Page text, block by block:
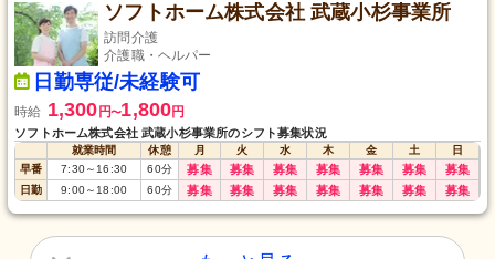
ソフトホーム株式会社 武蔵小杉事業所
訪問介護
介護職・ヘルパー
日勤専従/未経験可
時給 1,300 円〜1,800円
ソフトホーム株式会社 武蔵小杉事業所のシフト募集状況
就業時間 休憩 月 火 水 木 金 土
日
早番
7:30～16:30 60分 募集 募集 募集 募集 募集 募集 募集
日勤 9:00～18:00 60分 募集 募集 募集 募集 募集 募集 募集